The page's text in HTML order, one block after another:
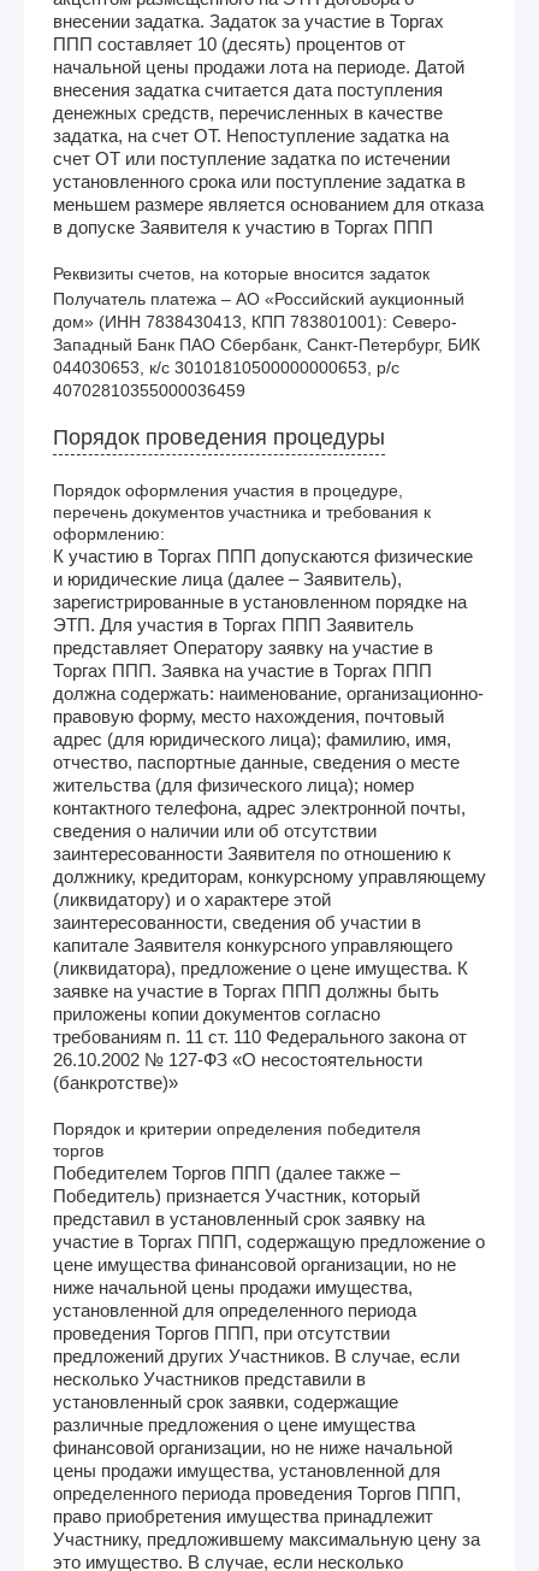
внесении задатка. Задаток за участие в Торгах
ППП составляет 10 (десять) процентов от
начальной цены продажи лота на периоде. Датой
внесения задатка считается дата поступления
денежных средств, перечисленных в качестве
задатка, на счет ОТ. Непоступление задатка на
счет ОТ или поступление задатка по истечении
установленного срока или поступление задатка в
меньшем размере является основанием для отказа
в допуске Заявителя к участию в Торгах ППП
Реквизиты счетов, на которые вносится задаток
Получатель платежа – АО «Российский аукционный
дом» (ИНН 7838430413, КПП 783801001): Северо-
Западный Банк ПАО Сбербанк, Санкт-Петербург, БИК
044030653, к/с 30101810500000000653, р/с
40702810355000036459
Порядок проведения процедуры
Порядок оформления участия в процедуре,
перечень документов участника и требования к
оформлению:
К участию в Торгах ППП допускаются физические
и юридические лица (далее – Заявитель),
зарегистрированные в установленном порядке на
ЭТП. Для участия в Торгах ППП Заявитель
представляет Оператору заявку на участие в
Торгах ППП. Заявка на участие в Торгах ППП
должна содержать: наименование, организационно-
правовую форму, место нахождения, почтовый
адрес (для юридического лица); фамилию, имя,
отчество, паспортные данные, сведения о месте
жительства (для физического лица); номер
контактного телефона, адрес электронной почты,
сведения о наличии или об отсутствии
заинтересованности Заявителя по отношению к
должнику, кредиторам, конкурсному управляющему
(ликвидатору) и о характере этой
заинтересованности, сведения об участии в
капитале Заявителя конкурсного управляющего
(ликвидатора), предложение о цене имущества. К
заявке на участие в Торгах ППП должны быть
приложены копии документов согласно
требованиям п. 11 ст. 110 Федерального закона от
26.10.2002 № 127-ФЗ «О несостоятельности
(банкротстве)»
Порядок и критерии определения победителя
торгов
Победителем Торгов ППП (далее также –
Победитель) признается Участник, который
представил в установленный срок заявку на
участие в Торгах ППП, содержащую предложение о
цене имущества финансовой организации, но не
ниже начальной цены продажи имущества,
установленной для определенного периода
проведения Торгов ППП, при отсутствии
предложений других Участников. В случае, если
несколько Участников представили в
установленный срок заявки, содержащие
различные предложения о цене имущества
финансовой организации, но не ниже начальной
цены продажи имущества, установленной для
определенного периода проведения Торгов ППП,
право приобретения имущества принадлежит
Участнику, предложившему максимальную цену за
это имущество. В случае, если несколько